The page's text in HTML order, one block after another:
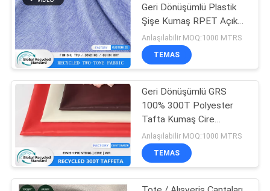
HAKKIMIZDA
FABRIKA
TURU
KALITE
KONTROL
Geri Dönüşümlü Plastik
Şişe Kumaş RPET Açık
Hava Kayak Ceket Kumaş
Malzemesi
Anlaşılabilir MOQ:1000 MTRS
TEMAS
Geri Dönüşümlü GRS
100% 300T Polyester
Tafta Kumaş Cire
Downproof Yumuşak
Dolgulu Ceket Kumaşı
Anlaşılabilir MOQ:1000 MTRS
TEMAS